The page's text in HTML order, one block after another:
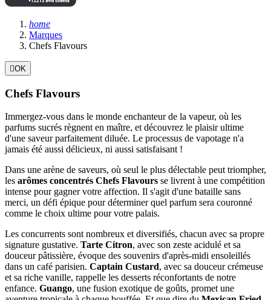
home
Marques
Chefs Flavours
Filtres:
Effacer les filtres
Catégories
DIY
Arômes
Chefs Flavours
Prix
€
€
Voir les Produits1
OK
Chefs Flavours
Immergez-vous dans le monde enchanteur de la vapeur, où les
parfums sucrés règnent en maître, et découvrez le plaisir ultime
d'une saveur parfaitement diluée. Le processus de vapotage n'a
jamais été aussi délicieux, ni aussi satisfaisant !
Dans une arène de saveurs, où seul le plus délectable peut triompher,
les arômes concentrés Chefs Flavours se livrent à une compétition
intense pour gagner votre affection. Il s'agit d'une bataille sans
merci, un défi épique pour déterminer quel parfum sera couronné
comme le choix ultime pour votre palais.
Les concurrents sont nombreux et diversifiés, chacun avec sa propre
signature gustative. Tarte Citron, avec son zeste acidulé et sa
douceur pâtissière, évoque des souvenirs d'après-midi ensoleillés
dans un café parisien. Captain Custard, avec sa douceur crémeuse
et sa riche vanille, rappelle les desserts réconfortants de notre
enfance. Guango, une fusion exotique de goûts, promet une